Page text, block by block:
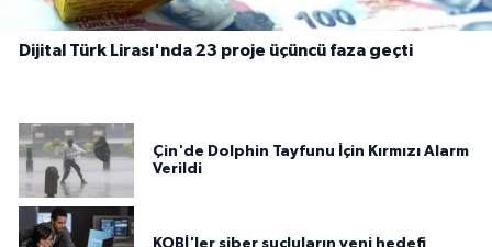
Dijital Türk Lirası'nda 23 proje üçüncü faza geçti
Çin'de Dolphin Tayfunu İçin Kırmızı Alarm
Verildi